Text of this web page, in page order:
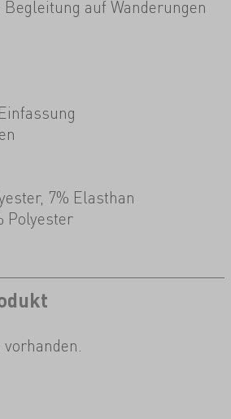
auf Wanderungen
7% Elasthan
Polyester